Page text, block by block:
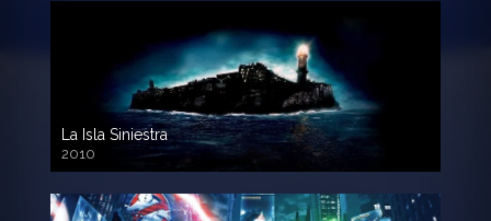
La Isla Siniestra
2010
720p HD